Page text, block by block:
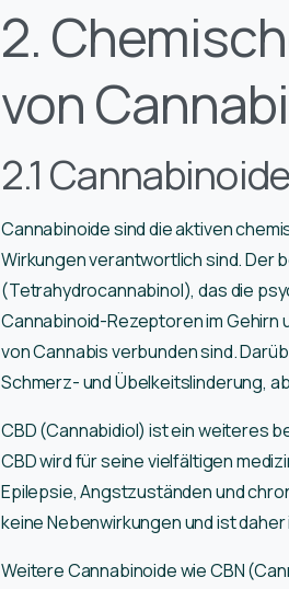
2.
von
2.1 Cannabinoide
Cannabinoide sind die aktiven
Wirkungen verantwortlich sind. Der
(Tetrahydrocannabinol), das die
Cannabinoid-Rezeptoren im Gehirn
von Cannabis verbunden sind.
Schmerz- und Übelkeitslinderung,
CBD (Cannabidiol) ist ein weiteres
CBD wird für seine vielfältigen
Epilepsie, Angstzuständen und
keine Nebenwirkungen und ist
Weitere Cannabinoide wie CBN